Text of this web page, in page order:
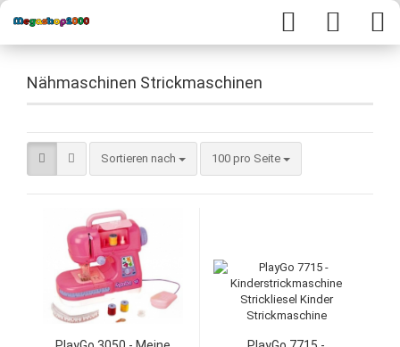
Nähmaschinen Strickmaschinen
Sortieren nach 100 pro Seite